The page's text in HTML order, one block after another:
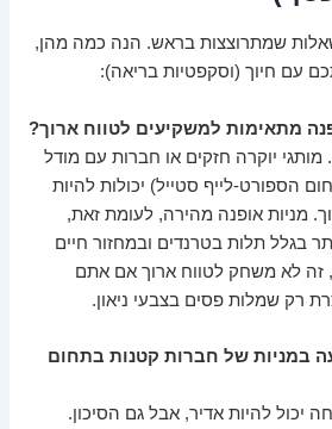
שמתרוצצות בראש. הנה כמה מהן,
עם חיוך (וסקפטיות בריאה):
מתאימות למשקיעים לטווח ארוך?
יוקרה חזקים או חברות עם מודל
הספורט-לייף סטייל) יכולות להיות
מניות אופנה מהירה, לעומת זאת,
בגלל תלות בטרנדים ובמחזור חיים
זה לא משחק לטווח ארוך אם אתם
רק שמלות פסים בצבעי ניאון.
במניות של חברות קטנות בתחום
יכול להיות אדיר, אבל גם הסיכון.